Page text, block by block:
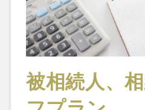
被相続人、